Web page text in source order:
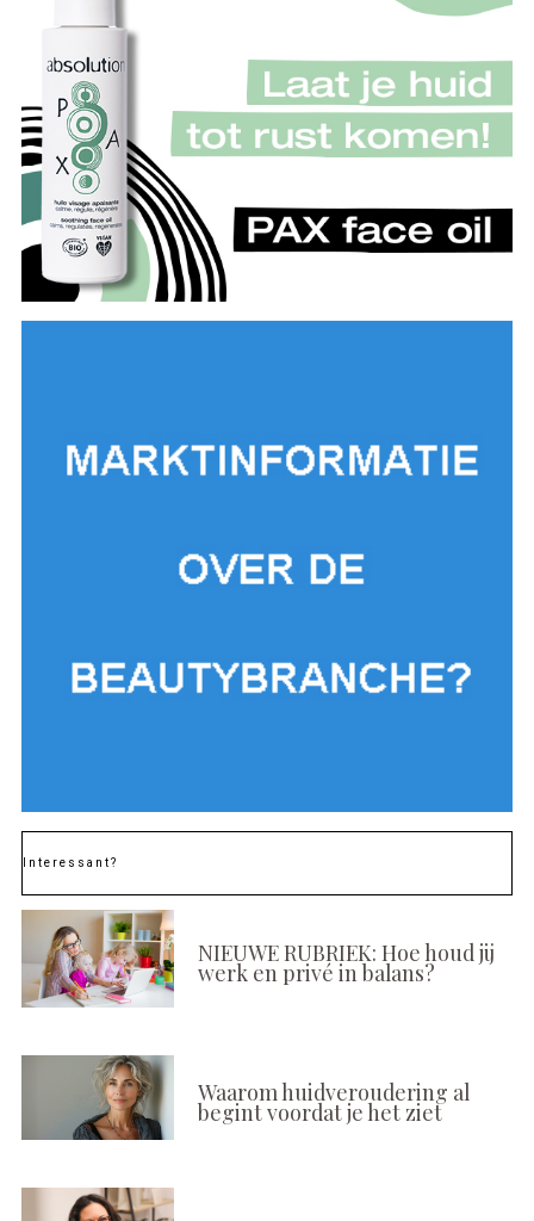
Interessant?
NIEUWE RUBRIEK: Hoe houd jij
werk en privé in balans?
Waarom huidveroudering al
begint voordat je het ziet